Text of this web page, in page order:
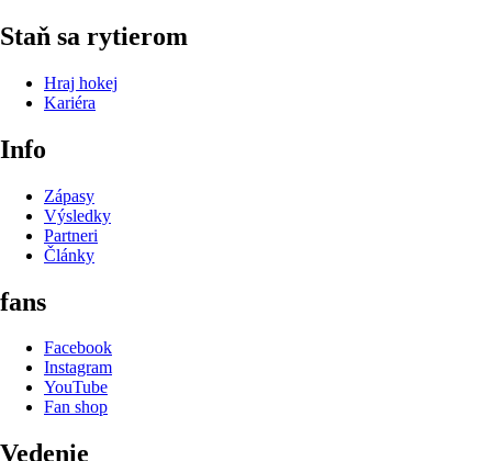
Staň sa rytierom
Hraj hokej
Kariéra
Info
Zápasy
Výsledky
Partneri
Články
fans
Facebook
Instagram
YouTube
Fan shop
Vedenie